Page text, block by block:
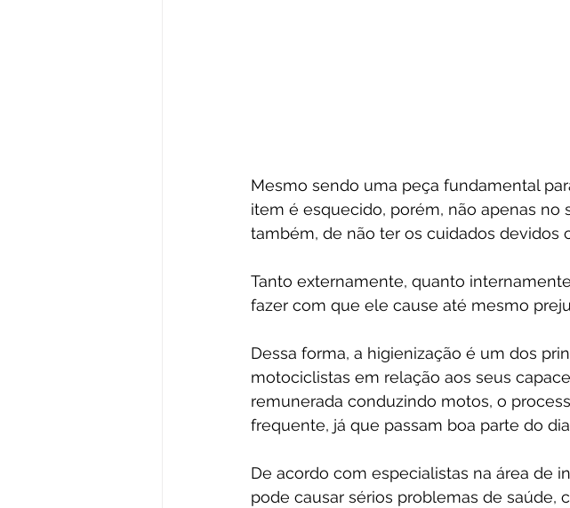
Mesmo sendo uma peça fundamental
item é esquecido, porém, não apenas
também, de não ter os cuidados devidos
Tanto externamente, quanto
fazer com que ele cause até mesmo
Dessa forma, a higienização é um dos
motociclistas em relação aos seus
remunerada conduzindo motos, o
frequente, já que passam boa parte do
De acordo com especialistas na área de
pode causar sérios problemas de saúde,